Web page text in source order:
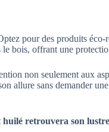
pour des produits
bois, offrant une
non seulement aux
allure sans demander
huilé retrouvera son